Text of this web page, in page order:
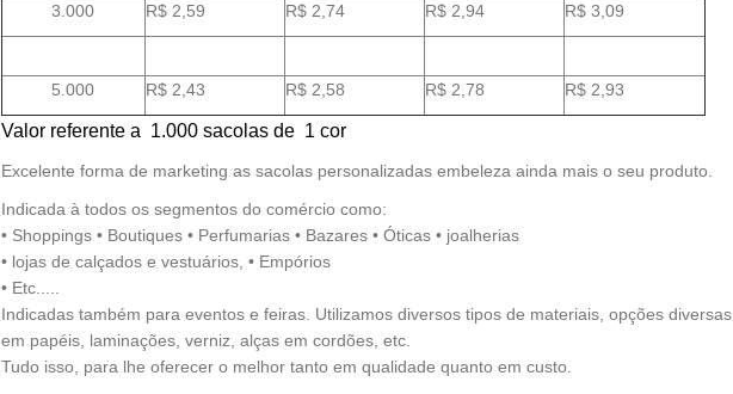
3.000 R$ 2,59 R$ 2,74 R$ 2,94 R$ 3,09
5.000 R$ 2,43 R$ 2,58 R$ 2,78 R$ 2,93
Valor referente a 1.000 sacolas de 1 cor
Excelente forma de marketing as sacolas personalizadas embeleza ainda mais o seu produto.
Indicada à todos os segmentos do comércio como:
• Shoppings • Boutiques • Perfumarias • Bazares • Óticas • joalherias
• lojas de calçados e vestuários, • Empórios
• Etc.....
Indicadas também para eventos e feiras. Utilizamos diversos tipos de materiais, opções diversas
em papéis, laminações, verniz, alças em cordões, etc.
Tudo isso, para lhe oferecer o melhor tanto em qualidade quanto em custo.